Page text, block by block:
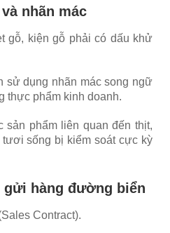
nhãn mác
gỗ, kiện gỗ phải có dấu khử
sử dụng nhãn mác song ngữ
thực phẩm kinh doanh.
sản phẩm liên quan đến thịt,
sống bị kiểm soát cực kỳ
hàng đường biển
Contract).